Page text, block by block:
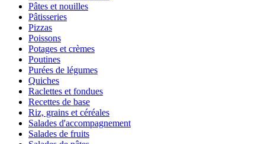
Pâtes et nouilles
Pâtisseries
Pizzas
Poissons
Potages et crèmes
Poutines
Purées de légumes
Quiches
Raclettes et fondues
Recettes de base
Riz, grains et céréales
Salades d'accompagnement
Salades de fruits